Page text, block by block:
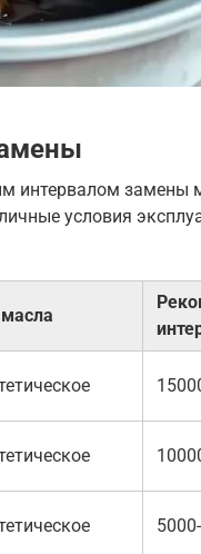
интервалом замены
условия